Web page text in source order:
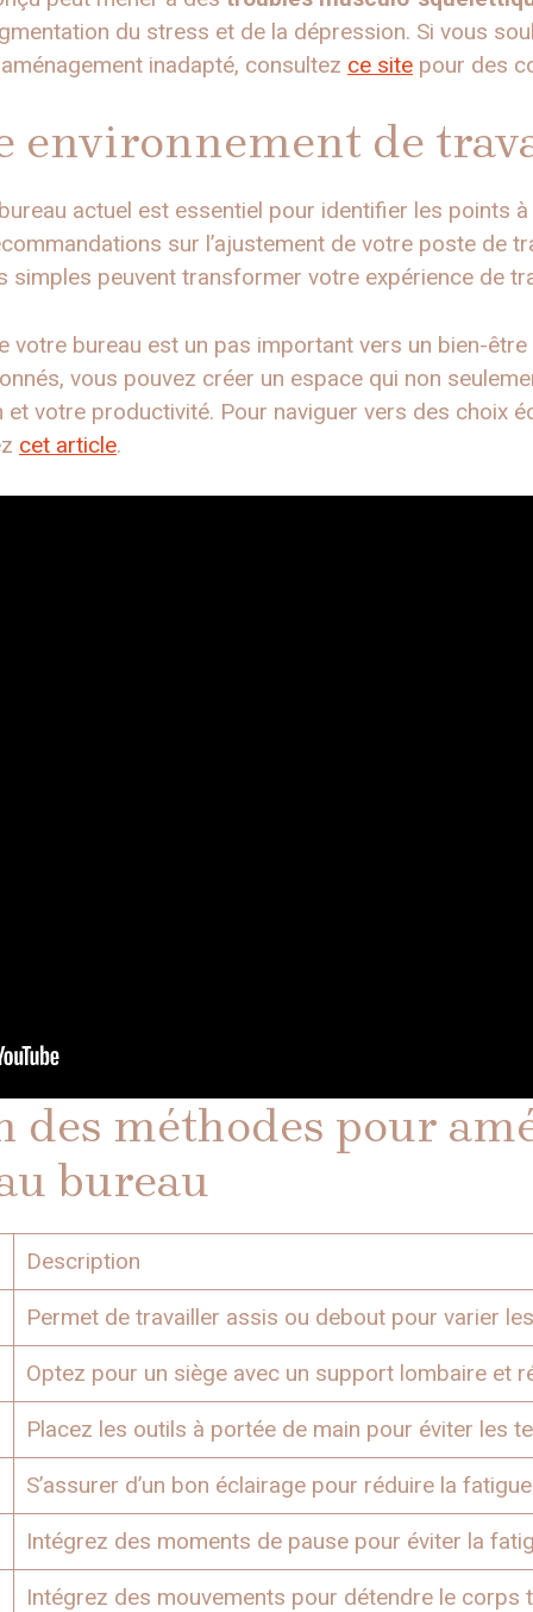
du stress et de la dépression. Si vous
inadapté, consultez ce site pour des
environnement de
actuel est essentiel pour identifier les points à
sur l’ajustement de votre poste de
simples peuvent transformer votre expérience de
votre bureau est un pas important vers un bien-
vous pouvez créer un espace qui non
votre productivité. Pour naviguer vers des choix
cet article.
des méthodes pour
bureau
Description
Permet de travailler assis ou debout pour varier
Optez pour un siège avec un support lombaire et
Placez les outils à portée de main pour éviter les
S’assurer d’un bon éclairage pour réduire la
Intégrez des moments de pause pour éviter la
Intégrez des mouvements pour détendre le corps